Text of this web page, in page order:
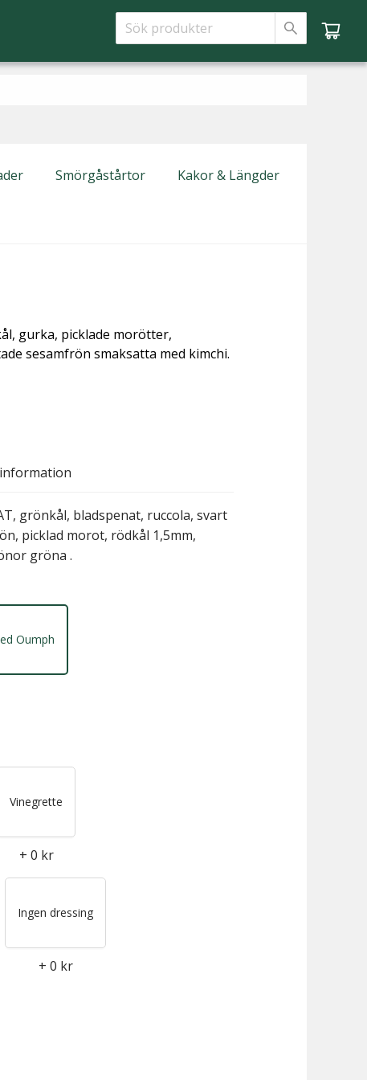
Smörgåstårtor Kakor & Längder
gurka, picklade morötter,
sesamfrön smaksatta med kimchi.
grönkål, bladspenat, ruccola, svart
picklad morot, rödkål 1,5mm,
gröna .
Oumph
Vinegrette
+ 0 kr
Ingen dressing
+ 0 kr